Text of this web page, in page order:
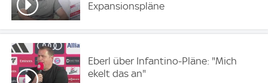
Expansionspläne
Eberl über Infantino-Pläne: "Mich
ekelt das an"